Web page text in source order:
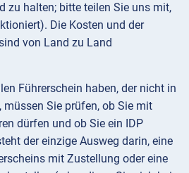
zu halten; bitte teilen Sie uns mit,
Die Kosten und der
von Land zu Land
Führerschein haben, der nicht in
Sie prüfen, ob Sie mit
dürfen und ob Sie ein IDP
der einzige Ausweg darin, eine
mit Zustellung oder eine